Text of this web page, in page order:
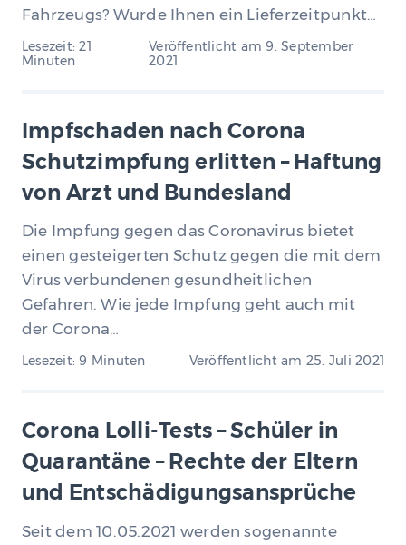
Fahrzeugs? Wurde Ihnen ein Lieferzeitpunkt…
Lesezeit: 21
Minuten
Veröffentlicht am9. September
2021
Impfschaden nach Corona
Schutzimpfung erlitten – Haftung
von Arzt und Bundesland
Die Impfung gegen das Coronavirus bietet
einen gesteigerten Schutz gegen die mit dem
Virus verbundenen gesundheitlichen
Gefahren. Wie jede Impfung geht auch mit
der Corona…
Lesezeit: 9 Minuten Veröffentlicht am 25. Juli 2021
Corona Lolli-Tests – Schüler in
Quarantäne – Rechte der Eltern
und Entschädigungsansprüche
Seit dem 10.05.2021 werden sogenannte